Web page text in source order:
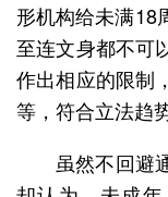
形机构给未满18
至连文身都不可
作出相应的限制
等，符合立法趋势
虽然不回避